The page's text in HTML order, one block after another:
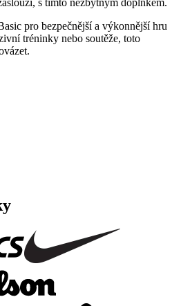
pro bezpečnější a výkonnější hru
tréninky nebo soutěže, toto